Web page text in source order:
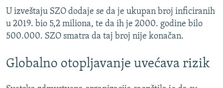
U izveštaju SZO dodaje se da je ukupan broj inficiranih
u 2019. bio 5,2 miliona, te da ih je 2000. godine bilo
500.000. SZO smatra da taj broj nije konačan.
Globalno otopljavanje uvećava rizik